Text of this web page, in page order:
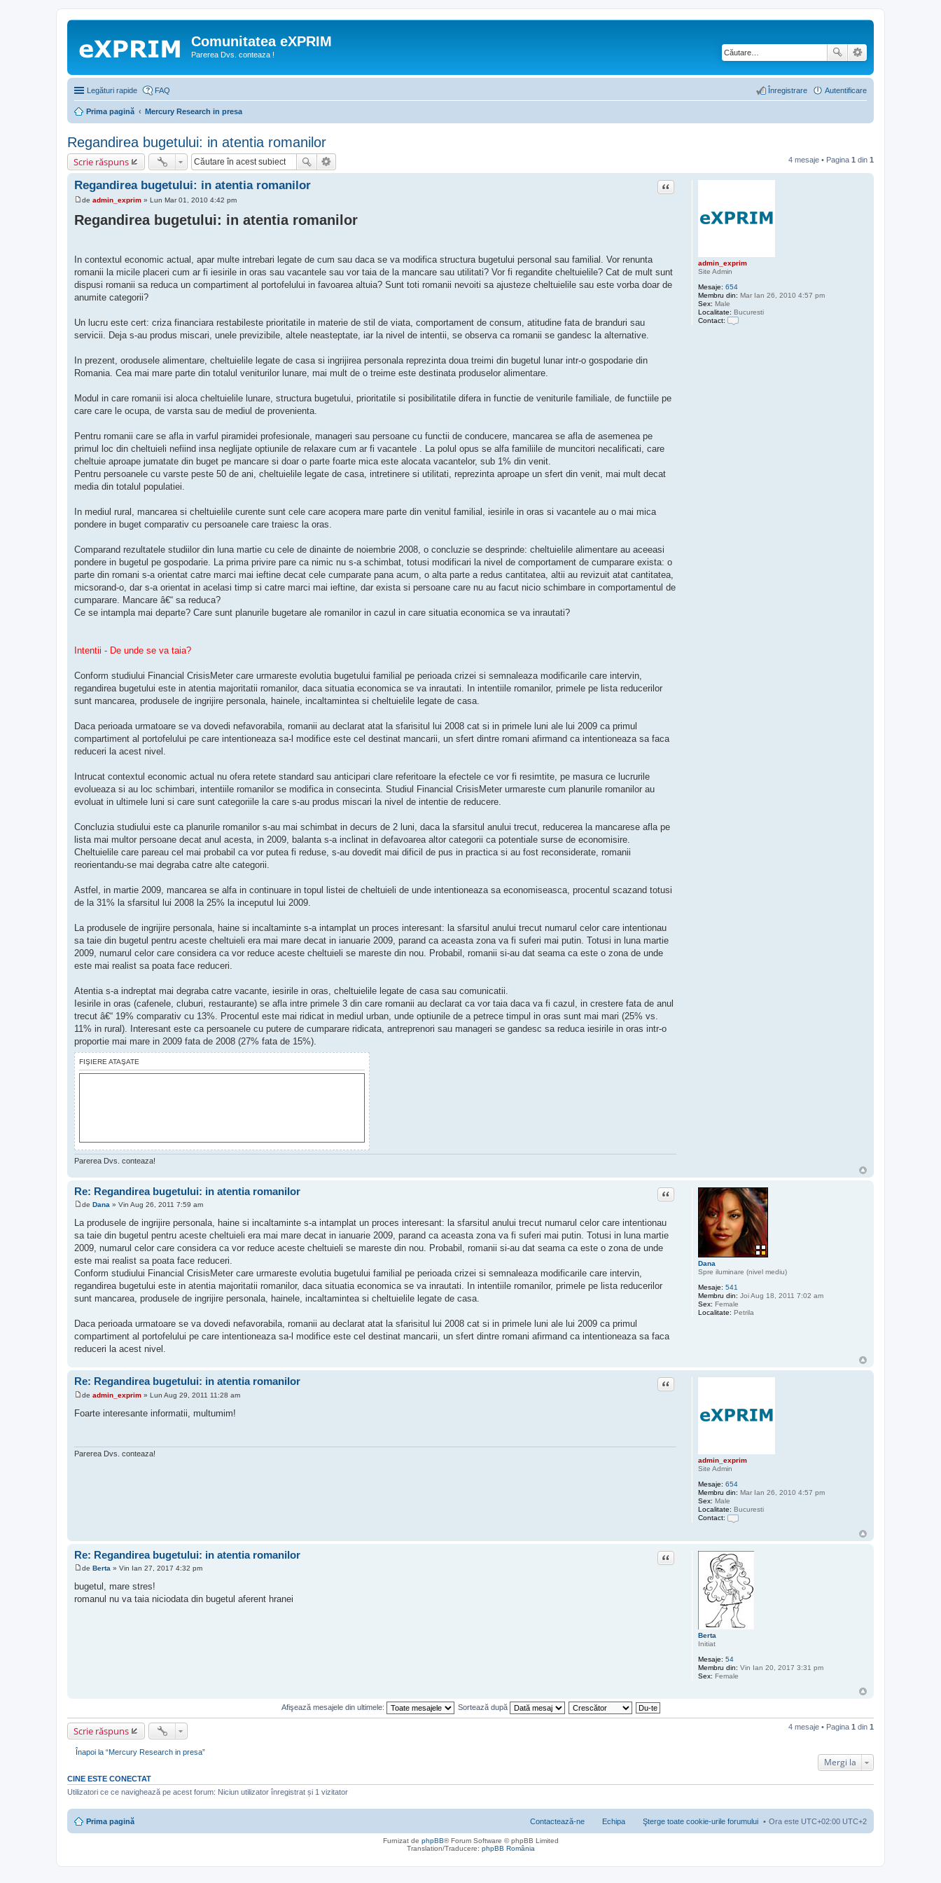
Comunitatea eXPRIM
Parerea Dvs. conteaza !
Legături rapide FAQ Autentificare
Înregistrare
Prima pagină Mercury Research in presa
Regandirea bugetului: in atentia romanilor
Scrie răspuns 4 mesaje • Pagina 1 din 1
admin_exprim
Site Admin
Mesaje: 654
Membru din: Mar Ian 26, 2010 4:57 pm
Sex: Male
Localitate: Bucuresti
Contact:
Regandirea bugetului: in atentia romanilor Citat
e
s
de admin_exprim » Lun Mar 01, 2010 4:42 pm
Regandirea bugetului: in atentia romanilor
In contextul economic actual, apar multe intrebari legate de cum sau daca se va modifica structura bugetului personal sau familial. Vor renunta
romanii la micile placeri cum ar fi iesirile in oras sau vacantele sau vor taia de la mancare sau utilitati? Vor fi regandite cheltuielile? Cat de mult sunt
dispusi romanii sa reduca un compartiment al portofelului in favoarea altuia? Sunt toti romanii nevoiti sa ajusteze cheltuielile sau este vorba doar de
anumite categorii?
Un lucru este cert: criza financiara restabileste prioritatile in materie de stil de viata, comportament de consum, atitudine fata de branduri sau
servicii. Deja s-au produs miscari, unele previzibile, altele neasteptate, iar la nivel de intentii, se observa ca romanii se gandesc la alternative.
In prezent, orodusele alimentare, cheltuielile legate de casa si ingrijirea personala reprezinta doua treimi din bugetul lunar intr-o gospodarie din
Romania. Cea mai mare parte din totalul veniturilor lunare, mai mult de o treime este destinata produselor alimentare.
Modul in care romanii isi aloca cheltuielile lunare, structura bugetului, prioritatile si posibilitatile difera in functie de veniturile familiale, de functiile pe
care care le ocupa, de varsta sau de mediul de provenienta.
Pentru romanii care se afla in varful piramidei profesionale, manageri sau persoane cu functii de conducere, mancarea se afla de asemenea pe
primul loc din cheltuieli nefiind insa neglijate optiunile de relaxare cum ar fi vacantele . La polul opus se alfa familiile de muncitori necalificati, care
cheltuie aproape jumatate din buget pe mancare si doar o parte foarte mica este alocata vacantelor, sub 1% din venit.
Pentru persoanele cu varste peste 50 de ani, cheltuielile legate de casa, intretinere si utilitati, reprezinta aproape un sfert din venit, mai mult decat
media din totalul populatiei.
In mediul rural, mancarea si cheltuielile curente sunt cele care acopera mare parte din venitul familial, iesirile in oras si vacantele au o mai mica
pondere in buget comparativ cu persoanele care traiesc la oras.
Comparand rezultatele studiilor din luna martie cu cele de dinainte de noiembrie 2008, o concluzie se desprinde: cheltuielile alimentare au aceeasi
pondere in bugetul pe gospodarie. La prima privire pare ca nimic nu s-a schimbat, totusi modificari la nivel de comportament de cumparare exista: o
parte din romani s-a orientat catre marci mai ieftine decat cele cumparate pana acum, o alta parte a redus cantitatea, altii au revizuit atat cantitatea,
micsorand-o, dar s-a orientat in acelasi timp si catre marci mai ieftine, dar exista si persoane care nu au facut nicio schimbare in comportamentul de
cumparare. Mancare â€“ sa reduca?
Ce se intampla mai departe? Care sunt planurile bugetare ale romanilor in cazul in care situatia economica se va inrautati?
Intentii - De unde se va taia?
Conform studiului Financial CrisisMeter care urmareste evolutia bugetului familial pe perioada crizei si semnaleaza modificarile care intervin,
regandirea bugetului este in atentia majoritatii romanilor, daca situatia economica se va inrautati. In intentiile romanilor, primele pe lista reducerilor
sunt mancarea, produsele de ingrijire personala, hainele, incaltamintea si cheltuielile legate de casa.
Daca perioada urmatoare se va dovedi nefavorabila, romanii au declarat atat la sfarisitul lui 2008 cat si in primele luni ale lui 2009 ca primul
compartiment al portofelului pe care intentioneaza sa-l modifice este cel destinat mancarii, un sfert dintre romani afirmand ca intentioneaza sa faca
reduceri la acest nivel.
Intrucat contextul economic actual nu ofera retete standard sau anticipari clare referitoare la efectele ce vor fi resimtite, pe masura ce lucrurile
evolueaza si au loc schimbari, intentiile romanilor se modifica in consecinta. Studiul Financial CrisisMeter urmareste cum planurile romanilor au
evoluat in ultimele luni si care sunt categoriile la care s-au produs miscari la nivel de intentie de reducere.
Concluzia studiului este ca planurile romanilor s-au mai schimbat in decurs de 2 luni, daca la sfarsitul anului trecut, reducerea la mancarese afla pe
lista mai multor persoane decat anul acesta, in 2009, balanta s-a inclinat in defavoarea altor categorii ca potentiale surse de economisire.
Cheltuielile care pareau cel mai probabil ca vor putea fi reduse, s-au dovedit mai dificil de pus in practica si au fost reconsiderate, romanii
reorientandu-se mai degraba catre alte categorii.
Astfel, in martie 2009, mancarea se alfa in continuare in topul listei de cheltuieli de unde intentioneaza sa economiseasca, procentul scazand totusi
de la 31% la sfarsitul lui 2008 la 25% la inceputul lui 2009.
La produsele de ingrijire personala, haine si incaltaminte s-a intamplat un proces interesant: la sfarsitul anului trecut numarul celor care intentionau
sa taie din bugetul pentru aceste cheltuieli era mai mare decat in ianuarie 2009, parand ca aceasta zona va fi suferi mai putin. Totusi in luna martie
2009, numarul celor care considera ca vor reduce aceste cheltuieli se mareste din nou. Probabil, romanii si-au dat seama ca este o zona de unde
este mai realist sa poata face reduceri.
Atentia s-a indreptat mai degraba catre vacante, iesirile in oras, cheltuielile legate de casa sau comunicatii.
Iesirile in oras (cafenele, cluburi, restaurante) se afla intre primele 3 din care romanii au declarat ca vor taia daca va fi cazul, in crestere fata de anul
trecut â€“ 19% comparativ cu 13%. Procentul este mai ridicat in mediul urban, unde optiunile de a petrece timpul in oras sunt mai mari (25% vs.
11% in rural). Interesant este ca persoanele cu putere de cumparare ridicata, antreprenori sau manageri se gandesc sa reduca iesirile in oras intr-o
proportie mai mare in 2009 fata de 2008 (27% fata de 15%).
FIŞIERE ATAŞATE
Parerea Dvs. conteaza!
Dana
Spre iluminare (nivel mediu)
Mesaje: 541
Membru din: Joi Aug 18, 2011 7:02 am
Sex: Female
Localitate: Petrila
Re: Regandirea bugetului: in atentia romanilor Citat
e
s
a
j
de Dana » Vin Aug 26, 2011 7:59 am
La produsele de ingrijire personala, haine si incaltaminte s-a intamplat un proces interesant: la sfarsitul anului trecut numarul celor care intentionau
sa taie din bugetul pentru aceste cheltuieli era mai mare decat in ianuarie 2009, parand ca aceasta zona va fi suferi mai putin. Totusi in luna martie
2009, numarul celor care considera ca vor reduce aceste cheltuieli se mareste din nou. Probabil, romanii si-au dat seama ca este o zona de unde
este mai realist sa poata face reduceri.
Conform studiului Financial CrisisMeter care urmareste evolutia bugetului familial pe perioada crizei si semnaleaza modificarile care intervin,
regandirea bugetului este in atentia majoritatii romanilor, daca situatia economica se va inrautati. In intentiile romanilor, primele pe lista reducerilor
sunt mancarea, produsele de ingrijire personala, hainele, incaltamintea si cheltuielile legate de casa.
Daca perioada urmatoare se va dovedi nefavorabila, romanii au declarat atat la sfarisitul lui 2008 cat si in primele luni ale lui 2009 ca primul
compartiment al portofelului pe care intentioneaza sa-l modifice este cel destinat mancarii, un sfert dintre romani afirmand ca intentioneaza sa faca
reduceri la acest nivel.
admin_exprim
Site Admin
Mesaje: 654
Membru din: Mar Ian 26, 2010 4:57 pm
Sex: Male
Localitate: Bucuresti
Contact:
n
t
a
c
t
e
a
z
ă
p
e
n
i
Re: Regandirea bugetului: in atentia romanilor Citat
s
de admin_exprim » Lun Aug 29, 2011 11:28 am
Foarte interesante informatii, multumim!
Parerea Dvs. conteaza!
Berta
Initiat
Mesaje: 54
Membru din: Vin Ian 20, 2017 3:31 pm
Sex: Female
Re: Regandirea bugetului: in atentia romanilor Citat
s
a
de Berta » Vin Ian 27, 2017 4:32 pm
bugetul, mare stres!
romanul nu va taia niciodata din bugetul aferent hranei
Afişează mesajele din ultimele: Sortează după
Scrie răspuns 4 mesaje • Pagina 1 din 1
Înapoi la “Mercury Research in presa”
Mergi la
CINE ESTE CONECTAT
Utilizatori ce ce navighează pe acest forum: Niciun utilizator înregistrat și 1 vizitator
Prima pagină Ora este UTC+02:00 UTC+2
Şterge toate cookie-urile forumului
Echipa
Contactează-ne
Furnizat de phpBB® Forum Software © phpBB Limited
Translation/Traducere: phpBB România